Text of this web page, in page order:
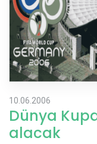
10.06.2006
Dünya
alacak